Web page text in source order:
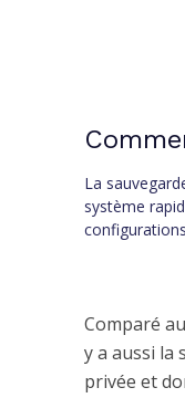
La
système
Comparé
y a aussi la
privée et